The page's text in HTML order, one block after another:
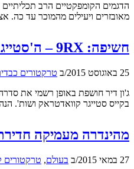
הדגמים הקומפקטיים הרב
מאובזרים ויעילים מהמוכר עד כה. אצלנו
חשיפה: 9RX – ה'סטייגר' של ג'ון דיר (וידאו)
25 באוגוסט 2015 /ב טרקטורים
בקייס סטייגר קוואדטראק ושות'.
מהינדרה מעמיקה
27 במאי 2015 /ב בעולם, טרקטורים